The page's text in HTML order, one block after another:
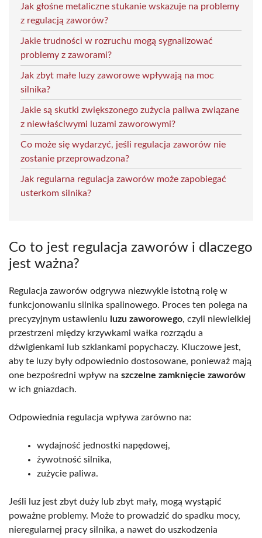
Jak głośne metaliczne stukanie wskazuje na problemy
z regulacją zaworów?
Jakie trudności w rozruchu mogą sygnalizować
problemy z zaworami?
Jak zbyt małe luzy zaworowe wpływają na moc
silnika?
Jakie są skutki zwiększonego zużycia paliwa związane
z niewłaściwymi luzami zaworowymi?
Co może się wydarzyć, jeśli regulacja zaworów nie
zostanie przeprowadzona?
Jak regularna regulacja zaworów może zapobiegać
usterkom silnika?
Co to jest regulacja zaworów i dlaczego
jest ważna?
Regulacja zaworów odgrywa niezwykle istotną rolę w
funkcjonowaniu silnika spalinowego. Proces ten polega na
precyzyjnym ustawieniu luzu zaworowego, czyli niewielkiej
przestrzeni między krzywkami wałka rozrządu a
dźwigienkami lub szklankami popychaczy. Kluczowe jest,
aby te luzy były odpowiednio dostosowane, ponieważ mają
one bezpośredni wpływ na szczelne zamknięcie zaworów
w ich gniazdach.
Odpowiednia regulacja wpływa zarówno na:
wydajność jednostki napędowej,
żywotność silnika,
zużycie paliwa.
Jeśli luz jest zbyt duży lub zbyt mały, mogą wystąpić
poważne problemy. Może to prowadzić do spadku mocy,
nieregularnej pracy silnika, a nawet do uszkodzenia